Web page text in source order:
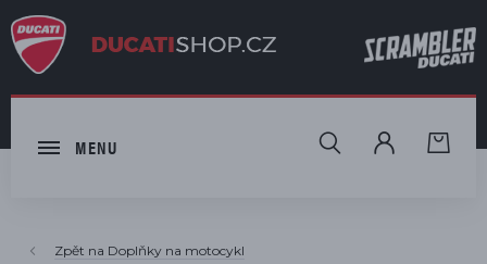
MENU HLEDAT
Doplňky na motocykl